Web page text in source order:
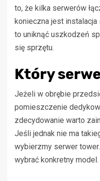
to, że kilka serwerów
konieczna jest
to uniknąć uszkodzeń
się sprzętu.
Który
Jeżeli w obrębie
pomieszczenie
zdecydowanie warto
Jeśli jednak nie ma
wybierzmy serwer
wybrać konkretny model.